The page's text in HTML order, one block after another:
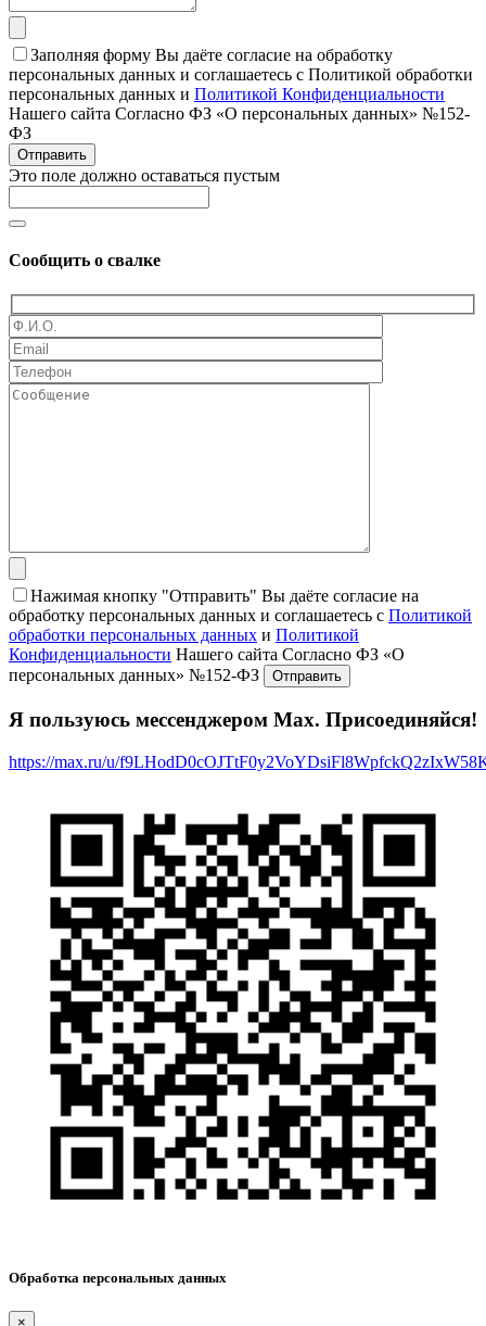
Заполняя форму Вы даёте согласие на обработку
персональных данных и соглашаетесь с Политикой обработки
персональных данных и Политикой Конфиденциальности
Нашего сайта Согласно ФЗ «О персональных данных» №152-
ФЗ
Отправить
Это поле должно оставаться пустым
Сообщить о свалке
Нажимая кнопку "Отправить" Вы даёте согласие на
обработку персональных данных и соглашаетесь с Политикой
обработки персональных данных и Политикой
Конфиденциальности Нашего сайта Согласно ФЗ «О
персональных данных» №152-ФЗ
Я пользуюсь мессенджером Max. Присоединяйся!
https://max.ru/u/
Обработка персональных данных
×